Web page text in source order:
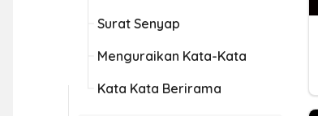
Surat Senyap
Menguraikan Kata-Kata
Kata Kata Berirama